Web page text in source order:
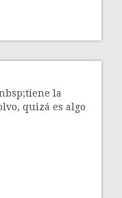
la
quizá es algo